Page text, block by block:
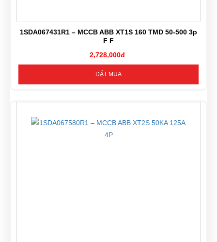
1SDA067431R1 – MCCB ABB XT1S 160 TMD 50-500 3p
F F
2,728,000đ
ĐẶT MUA